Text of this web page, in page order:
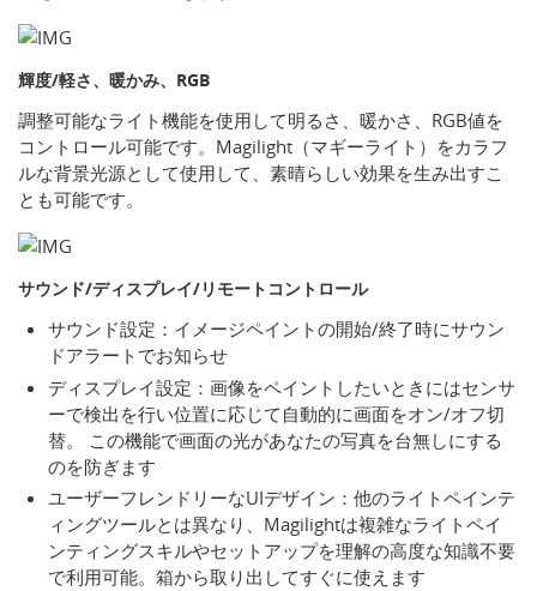
輝度/軽さ、暖かみ、RGB
調整可能なライト機能を使用して明るさ、暖かさ、RGB値を
コントロール可能です。Magilight（マギーライト）をカラフ
ルな背景光源として使用して、素晴らしい効果を生み出すこ
とも可能です。
サウンド/ディスプレイ/リモートコントロール
サウンド設定：イメージペイントの開始/終了時にサウン
ドアラートでお知らせ
ディスプレイ設定：画像をペイントしたいときにはセンサ
ーで検出を行い位置に応じて自動的に画面をオン/オフ切
替。 この機能で画面の光があなたの写真を台無しにする
のを防ぎます
ユーザーフレンドリーなUIデザイン：他のライトペインテ
ィングツールとは異なり、Magilightは複雑なライトペイ
ンティングスキルやセットアップを理解の高度な知識不要
で利用可能。箱から取り出してすぐに使えます